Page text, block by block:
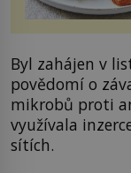
Byl zahájen v
povědomí o
mikrobů proti
využívala
sítích.